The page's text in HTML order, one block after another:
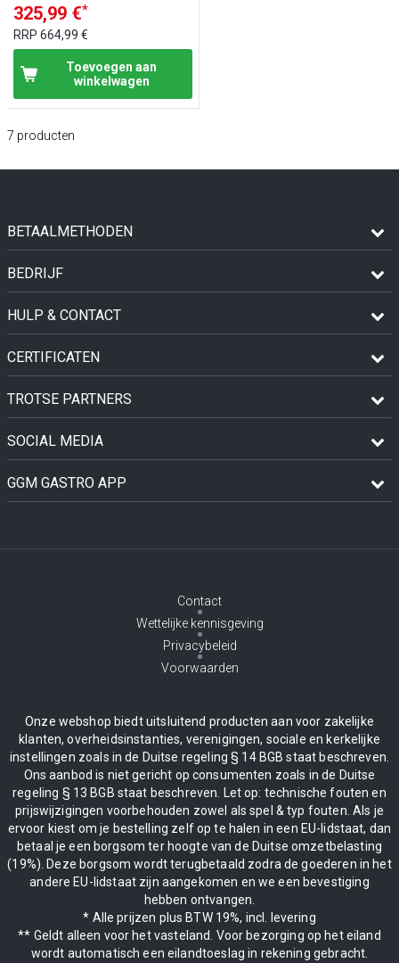
325,99 €*
RRP 664,99 €
Toevoegen aan
winkelwagen
7 producten
BETAALMETHODEN
BEDRIJF
HULP & CONTACT
CERTIFICATEN
TROTSE PARTNERS
SOCIAL MEDIA
GGM GASTRO APP
Contact
Wettelijke kennisgeving
Privacybeleid
Voorwaarden
Onze webshop biedt uitsluitend producten aan voor zakelijke
klanten, overheidsinstanties, verenigingen, sociale en kerkelijke
instellingen zoals in de Duitse regeling § 14 BGB staat beschreven.
Ons aanbod is niet gericht op consumenten zoals in de Duitse
regeling § 13 BGB staat beschreven. Let op: technische fouten en
prijswijzigingen voorbehouden zowel als spel & typ fouten. Als je
ervoor kiest om je bestelling zelf op te halen in een EU-lidstaat, dan
betaal je een borgsom ter hoogte van de Duitse omzetbelasting
(19%). Deze borgsom wordt terugbetaald zodra de goederen in het
andere EU-lidstaat zijn aangekomen en we een bevestiging
hebben ontvangen.
* Alle prijzen plus BTW 19%, incl. levering
** Geldt alleen voor het vasteland. Voor bezorging op het eiland
wordt automatisch een eilandtoeslag in rekening gebracht.